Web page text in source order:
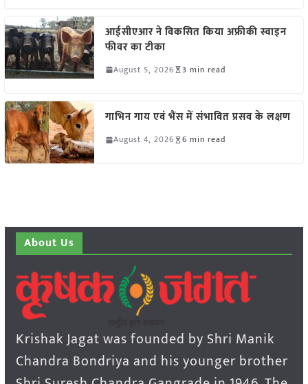
आईसीएआर ने विकसित किया अफ्रीकी स्वाइन
फीवर का टीका
August 5, 2026 3 min read
गाभिन गाय एवं भैंस में संभावित प्रसव के लक्षण
August 4, 2026 6 min read
About Us
Krishak Jagat was founded by Shri Manik
Chandra Bondriya and his younger brother